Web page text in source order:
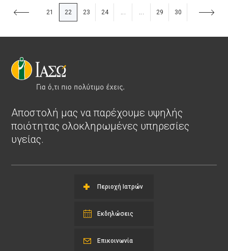
21 22 23 24 ... ... 29 30
Αποστολή μας να παρέχουμε υψηλής
ποιότητας ολοκληρωμένες υπηρεσίες
υγείας.
Περιοχή Ιατρών
Εκδηλώσεις
Επικοινωνία